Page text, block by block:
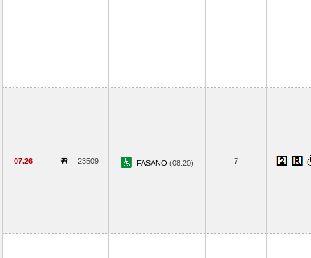
07.26 23509 FASANO (08.20) 7